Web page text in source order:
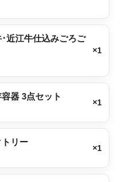
近江牛仕込みごろご
×1
器 3点セット
×1
リー
×1